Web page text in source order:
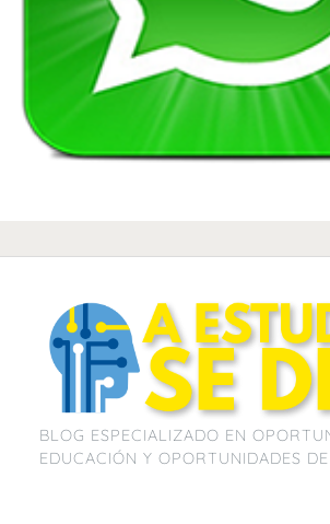
BLOG ESPECIALIZADO EN
EDUCACIÓN Y OPORTUNIDADES